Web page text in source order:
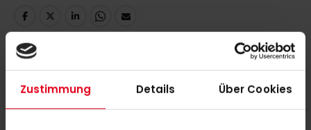
Zustimmung Details Über Cookies
DETAILS